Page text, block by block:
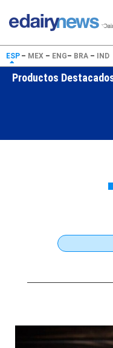
ESP– MEX – ENG– BRA – IND
Productos